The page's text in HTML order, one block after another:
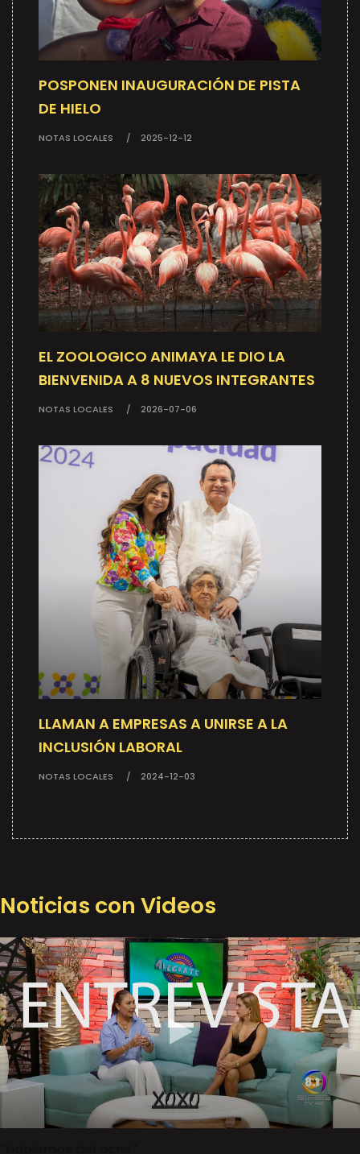
POSPONEN INAUGURACIÓN DE PISTA
DE HIELO
NOTAS LOCALES 2025-12-12
EL ZOOLOGICO ANIMAYA LE DIO LA
BIENVENIDA A 8 NUEVOS INTEGRANTES
NOTAS LOCALES 2026-07-06
LLAMAN A EMPRESAS A UNIRSE A LA
INCLUSIÓN LABORAL
NOTAS LOCALES 2024-12-03
Noticias con Videos